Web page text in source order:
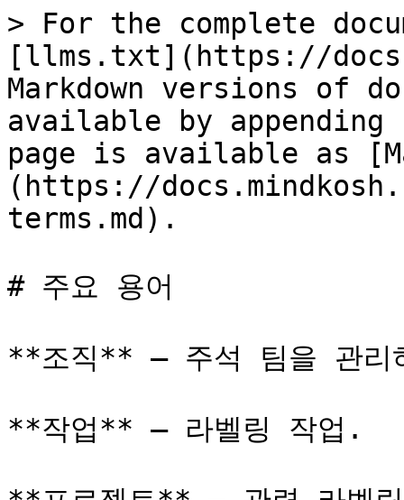
> For the complete
[llms.txt](https://
Markdown versions of
available by
page is available as
(https://
terms.md).
# 주요 용어
**조직** — 주석 팀을 관리
**작업** — 라벨링 작업.